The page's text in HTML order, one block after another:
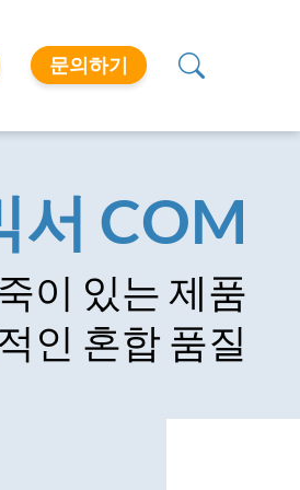
문의하기
서 COM
이 있는 제품
인 혼합 품질